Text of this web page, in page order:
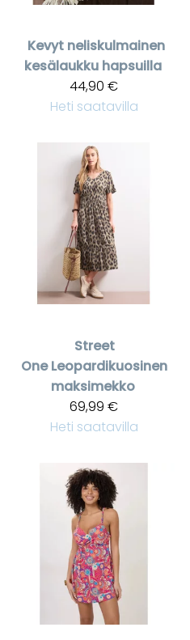
Kevyt neliskulmainen
kesälaukku hapsuilla
44,90 €
Heti saatavilla
Street
One Leopardikuosinen
maksimekko
69,99 €
Heti saatavilla